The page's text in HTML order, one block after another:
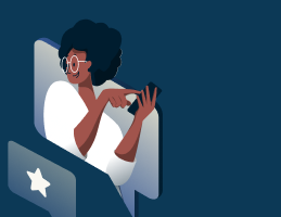
ามเป็นส่วนตัว
ใช้งานร่วมกันได้